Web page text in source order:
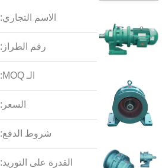
الاسم التجاري:
رقم الطراز:
الـ MOQ:
السعر:
شروط الدفع:
القدرة على التوريد: